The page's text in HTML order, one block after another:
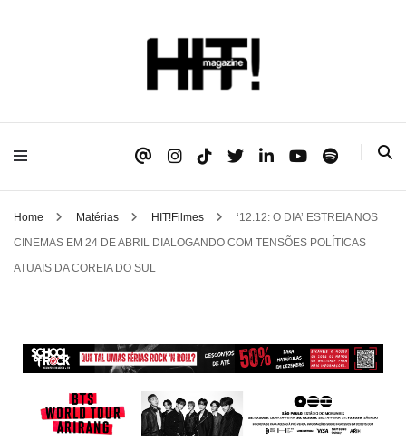
HIT!Magazine
Home Matérias HIT!Filmes
‘12.12: O DIA’ ESTREIA NOS
CINEMAS EM 24 DE ABRIL DIALOGANDO COM TENSÕES POLÍTICAS
ATUAIS DA COREIA DO SUL